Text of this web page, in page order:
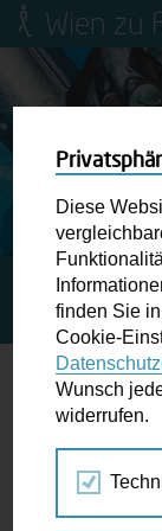
Wien zu
Jugendliche
Wiener
Newsletter
Wunschbox
der Ampel ...
STARTSEITE
SPIELSTRASSE
30.
SEP
2026
Diese
finden Sie
Cookie-
Wunsch
widerrufen.